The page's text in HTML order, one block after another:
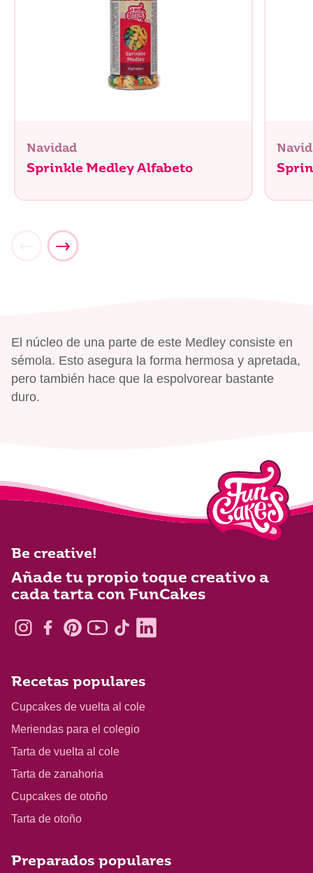
Navidad
Sprinkle Medley Alfabeto
El núcleo de una parte de este Medley consiste en
sémola. Esto asegura la forma hermosa y apretada,
pero también hace que la espolvorear bastante
duro.
Be creative!
Añade tu propio toque creativo a
cada tarta con FunCakes
Recetas populares
Cupcakes de vuelta al cole
Meriendas para el colegio
Tarta de vuelta al cole
Tarta de zanahoria
Cupcakes de otoño
Tarta de otoño
Preparados populares